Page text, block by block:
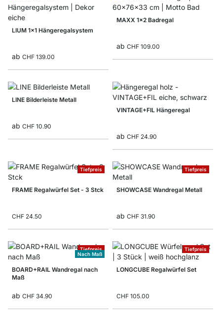
LIUM 1x1 Hängeregalsystem
ab CHF 139.00
MAXX 1x2 Badregal
ab CHF 109.00
LINE Bilderleiste Metall
ab CHF 10.90
VINTAGE+FIL Hängeregal
ab CHF 24.90
Tiefpreis
FRAME Regalwürfel Set - 3 Stck
CHF 24.50
Tiefpreis
SHOWCASE Wandregal Metall
ab CHF 31.90
Tiefpreis
Nach Maß
BOARD+RAIL Wandregal nach
Maß
ab CHF 34.90
Tiefpreis
LONGCUBE Regalwürfel Set
CHF 105.00